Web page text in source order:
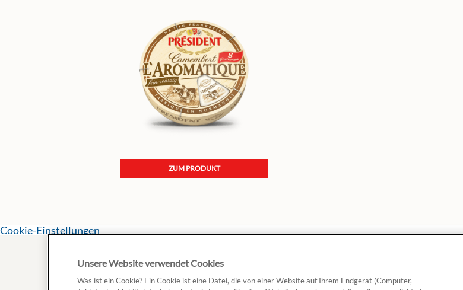
ZUM PRODUKT
Cookie-Einstellungen
Unsere Website verwendet Cookies
Was ist ein Cookie? Ein Cookie ist eine Datei, die von einer Website auf Ihrem Endgerät (Computer,